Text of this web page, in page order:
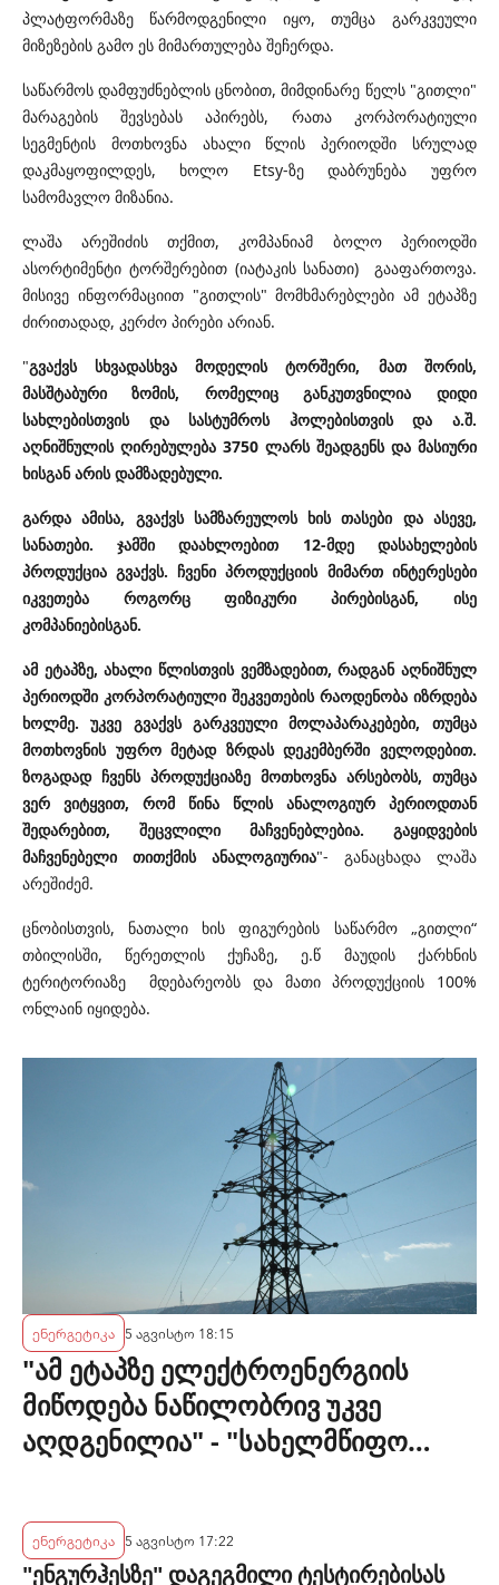
პლატფორმაზე წარმოდგენილი იყო, თუმცა გარკვეული
მიზეზების გამო ეს მიმართულება შეჩერდა.
საწარმოს დამფუძნებლის ცნობით, მიმდინარე წელს "გითლი"
მარაგების შევსებას აპირებს, რათა კორპორატიული
სეგმენტის მოთხოვნა ახალი წლის პერიოდში სრულად
დაკმაყოფილდეს, ხოლო Etsy-ზე დაბრუნება უფრო
სამომავლო მიზანია.
ლაშა არეშიძის თქმით, კომპანიამ ბოლო პერიოდში
ასორტიმენტი ტორშერებით (იატაკის სანათი) გააფართოვა.
მისივე ინფორმაციით "გითლის" მომხმარებლები ამ ეტაპზე
ძირითადად, კერძო პირები არიან.
"გვაქვს სხვადასხვა მოდელის ტორშერი, მათ შორის,
მასშტაბური ზომის, რომელიც განკუთვნილია დიდი
სახლებისთვის და სასტუმროს ჰოლებისთვის და ა.შ.
აღნიშნულის ღირებულება 3750 ლარს შეადგენს და მასიური
ხისგან არის დამზადებული.
გარდა ამისა, გვაქვს სამზარეულოს ხის თასები და ასევე,
სანათები. ჯამში დაახლოებით 12-მდე დასახელების
პროდუქცია გვაქვს. ჩვენი პროდუქციის მიმართ ინტერესები
იკვეთება როგორც ფიზიკური პირებისგან, ისე
კომპანიებისგან.
ამ ეტაპზე, ახალი წლისთვის ვემზადებით, რადგან აღნიშნულ
პერიოდში კორპორატიული შეკვეთების რაოდენობა იზრდება
ხოლმე. უკვე გვაქვს გარკვეული მოლაპარაკებები, თუმცა
მოთხოვნის უფრო მეტად ზრდას დეკემბერში ველოდებით.
ზოგადად ჩვენს პროდუქციაზე მოთხოვნა არსებობს, თუმცა
ვერ ვიტყვით, რომ წინა წლის ანალოგიურ პერიოდთან
შედარებით, შეცვლილი მაჩვენებლებია. გაყიდვების
მაჩვენებელი თითქმის ანალოგიურია"- განაცხადა ლაშა
არეშიძემ.
ცნობისთვის, ნათალი ხის ფიგურების საწარმო „გითლი“
თბილისში, წერეთლის ქუჩაზე, ე.წ მაუდის ქარხნის
ტერიტორიაზე მდებარეობს და მათი პროდუქციის 100%
ონლაინ იყიდება.
ენერგეტიკა 5 აგვისტო 18:15
"ამ ეტაპზე ელექტროენერგიის
მიწოდება ნაწილობრივ უკვე
აღდგენილია" - "სახელმწიფო
ენერგეტიკა 5 აგვისტო 17:22
"ენგურჰესზე" დაგეგმილი ტესტირებისას